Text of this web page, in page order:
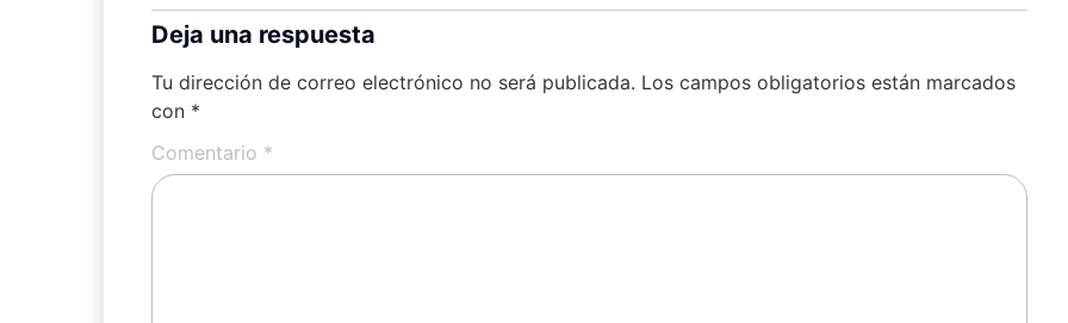
Deja una respuesta
Tu dirección de correo electrónico no será publicada. Los campos obligatorios están marcados
con *
Comentario *